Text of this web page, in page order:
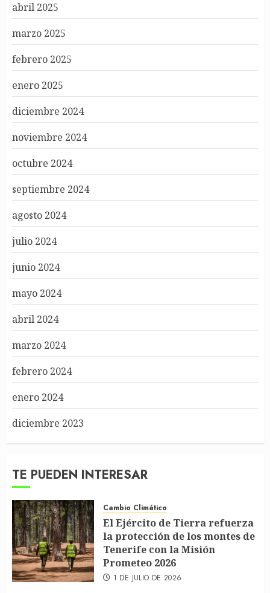
abril 2025
marzo 2025
febrero 2025
enero 2025
diciembre 2024
noviembre 2024
octubre 2024
septiembre 2024
agosto 2024
julio 2024
junio 2024
mayo 2024
abril 2024
marzo 2024
febrero 2024
enero 2024
diciembre 2023
TE PUEDEN INTERESAR
Cambio Climático
El Ejército de Tierra refuerza
la protección de los montes de
Tenerife con la Misión
Prometeo 2026
1 DE JULIO DE 2026